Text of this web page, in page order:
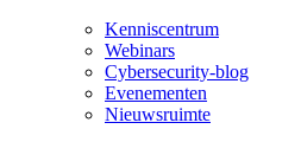
Kenniscentrum
Webinars
Cybersecurity-blog
Evenementen
Nieuwsruimte